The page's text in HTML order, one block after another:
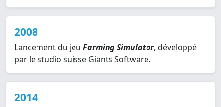
2008
Lancement du jeu Farming Simulator, développé
par le studio suisse Giants Software.
2014